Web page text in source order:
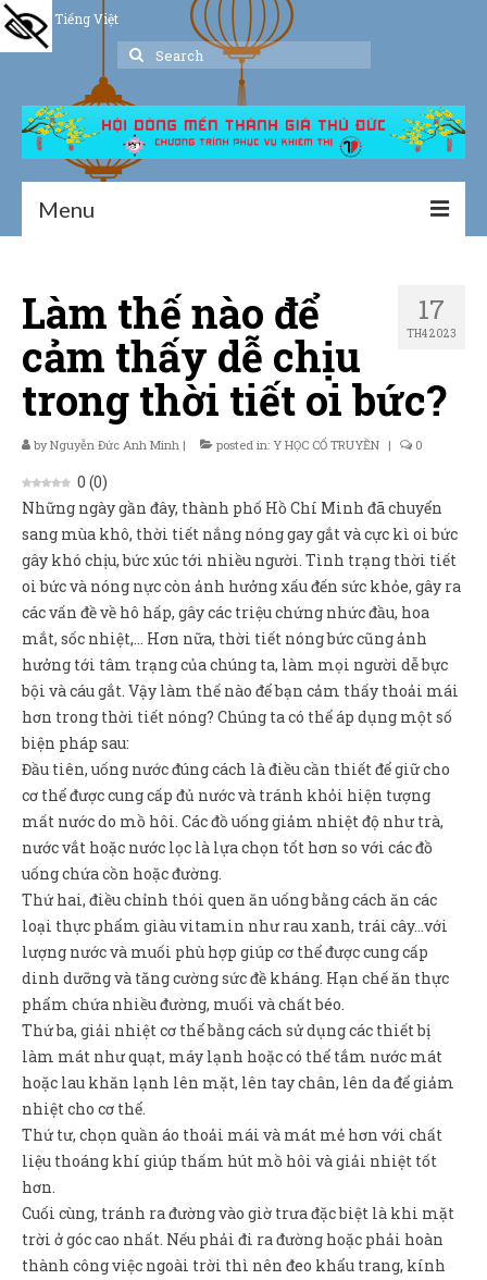
Tiếng Việt
Search
Menu
Giới thiệu
Hoạt động
Thư viện
Dịch vụ hỗ trợ
Sản Phẩm
Giúp đỡ
Liên hệ
17
TH4 2023
Làm thế nào để
cảm thấy dễ chịu
trong thời tiết oi bức?
byNguyễn Đức Anh Minh | posted in: Y HỌC CỔ TRUYỀN | 0
0 (0)
Những ngày gần đây, thành phố Hồ Chí Minh đã chuyển
sang mùa khô, thời tiết nắng nóng gay gắt và cực kì oi bức
gây khó chịu, bức xúc tới nhiều người. Tình trạng thời tiết
oi bức và nóng nực còn ảnh hưởng xấu đến sức khỏe, gây ra
các vấn đề về hô hấp, gây các triệu chứng nhức đầu, hoa
mắt, sốc nhiệt,… Hơn nữa, thời tiết nóng bức cũng ảnh
hưởng tới tâm trạng của chúng ta, làm mọi người dễ bực
bội và cáu gắt. Vậy làm thế nào để bạn cảm thấy thoải mái
hơn trong thời tiết nóng? Chúng ta có thể áp dụng một số
biện pháp sau:
Đầu tiên, uống nước đúng cách là điều cần thiết để giữ cho
cơ thể được cung cấp đủ nước và tránh khỏi hiện tượng
mất nước do mồ hôi. Các đồ uống giảm nhiệt độ như trà,
nước vắt hoặc nước lọc là lựa chọn tốt hơn so với các đồ
uống chứa cồn hoặc đường.
Thứ hai, điều chỉnh thói quen ăn uống bằng cách ăn các
loại thực phẩm giàu vitamin như rau xanh, trái cây…với
lượng nước và muối phù hợp giúp cơ thể được cung cấp
dinh dưỡng và tăng cường sức đề kháng. Hạn chế ăn thực
phẩm chứa nhiều đường, muối và chất béo.
Thứ ba, giải nhiệt cơ thể bằng cách sử dụng các thiết bị
làm mát như quạt, máy lạnh hoặc có thể tắm nước mát
hoặc lau khăn lạnh lên mặt, lên tay chân, lên da để giảm
nhiệt cho cơ thể.
Thứ tư, chọn quần áo thoải mái và mát mẻ hơn với chất
liệu thoáng khí giúp thấm hút mồ hôi và giải nhiệt tốt
hơn.
Cuối cùng, tránh ra đường vào giờ trưa đặc biệt là khi mặt
trời ở góc cao nhất. Nếu phải đi ra đường hoặc phải hoàn
thành công việc ngoài trời thì nên đeo khẩu trang, kính